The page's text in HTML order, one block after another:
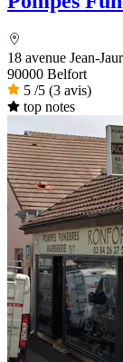
18 avenue Jean-
90000 Belfort
5 /5 (3 avis)
top notes